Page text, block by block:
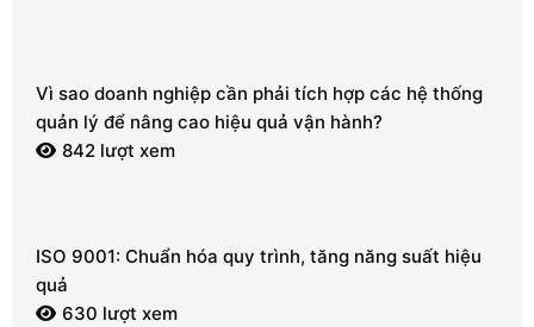
Vì sao doanh nghiệp cần phải tích hợp các hệ thống
quản lý để nâng cao hiệu quả vận hành?
842 lượt xem
ISO 9001: Chuẩn hóa quy trình, tăng năng suất hiệu
quả
630 lượt xem